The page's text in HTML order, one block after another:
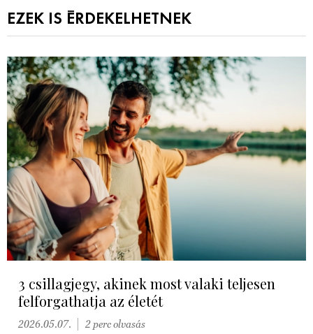
EZEK IS ÉRDEKELHETNEK
3 csillagjegy, akinek most valaki teljesen
felforgathatja az életét
2026.05.07. 2 perc olvasás